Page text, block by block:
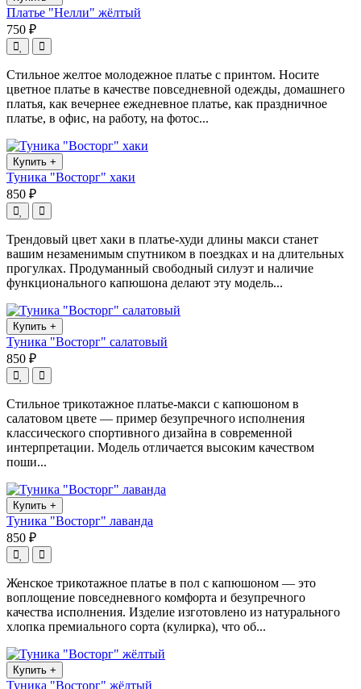
Платье "Нелли" жёлтый
750 ₽
Стильное желтое молодежное платье с принтом. Носите
цветное платье в качестве повседневной одежды, домашнего
платья, как вечернее ежедневное платье, как праздничное
платье, в офис, на работу, на фотос...
Купить +
Туника "Восторг" хаки
850 ₽
Трендовый цвет хаки в платье-худи длины макси станет
вашим незаменимым спутником в поездках и на длительных
прогулках. Продуманный свободный силуэт и наличие
функционального капюшона делают эту модель...
Купить +
Туника "Восторг" салатовый
850 ₽
Стильное трикотажное платье-макси с капюшоном в
салатовом цвете — пример безупречного исполнения
классического спортивного дизайна в современной
интерпретации. Модель отличается высоким качеством
поши...
Купить +
Туника "Восторг" лаванда
850 ₽
Женское трикотажное платье в пол с капюшоном — это
воплощение повседневного комфорта и безупречного
качества исполнения. Изделие изготовлено из натурального
хлопка премиального сорта (кулирка), что об...
Купить +
Туника "Восторг" жёлтый